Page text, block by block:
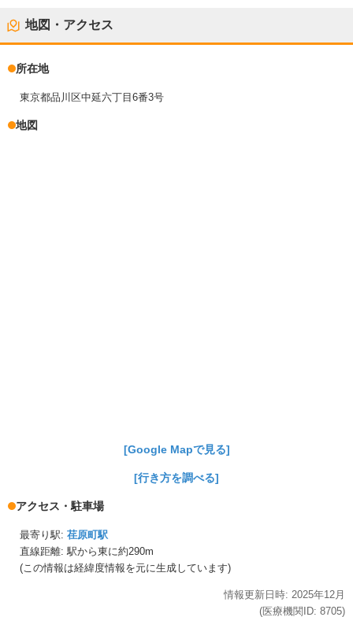
地図・アクセス
所在地
東京都品川区中延六丁目6番3号
地図
[Google Mapで見る]
[行き方を調べる]
アクセス・駐車場
最寄り駅: 荏原町駅
直線距離: 駅から東に約290m
(この情報は経緯度情報を元に生成しています)
情報更新日時: 2025年12月
(医療機関ID: 8705)